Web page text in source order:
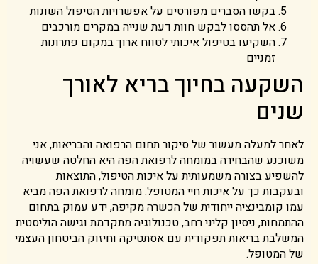
בקשו הסברים מפורטים על אפשרויות הטיפול השונות
אל תהססו לבקש חוות דעת שנייה במקרים מורכבים
השקיעו בטיפול איכותי לטווח ארוך במקום פתרונות
זמניים
השקעה בחיוך בריא לאורך
שנים
לאחר למעלה מעשור של סיקור תחום הרפואה והבריאות, אני
משוכנע שהבחירה במומחה לרפואת הפה היא החלטה שעשויה
להשפיע בצורה משמעותית על איכות הטיפול, התוצאות
ובעקבות כך על איכות חיי המטופל. מומחה לרפואת הפה מביא
עמו קומבינציה ייחודית של הכשרה מקיפה, ידע עמוק בתחום
ההתמחות, ניסיון קליני רחב, טכנולוגיה מתקדמת וגישה הוליסטית
המשלבת בריאות תפקודית עם אסתטיקה וחיזוק הביטחון העצמי
של המטופל.